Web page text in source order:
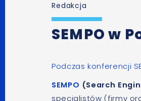
Redakcja
SEMPO w
Podczas konferencji
SEMPO (Search
specjalistów (firmy